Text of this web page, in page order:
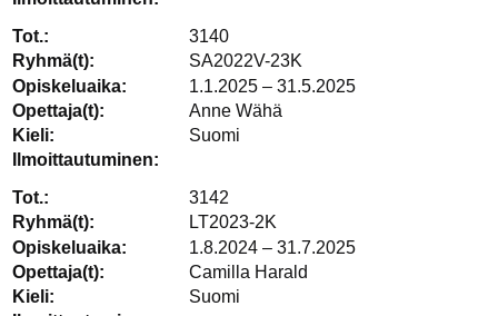
3140
SA2022V-23K
1.1.2025 – 31.5.2025
Anne Wähä
Suomi
3142
LT2023-2K
1.8.2024 – 31.7.2025
Camilla Harald
Suomi